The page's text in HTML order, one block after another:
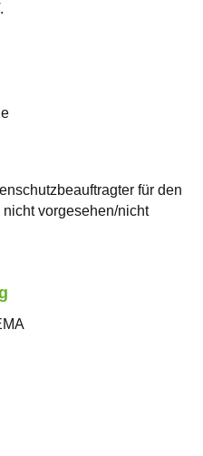
für den
vorgesehen/nicht